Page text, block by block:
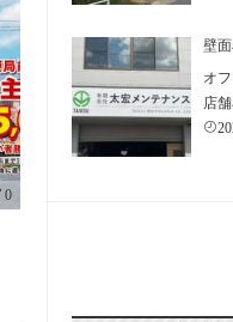
0
壁
オ
店